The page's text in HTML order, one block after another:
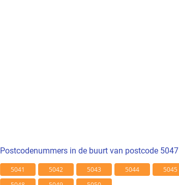
Postcodenummers in de buurt van postcode 5047
5041 5042 5043 5044 5045